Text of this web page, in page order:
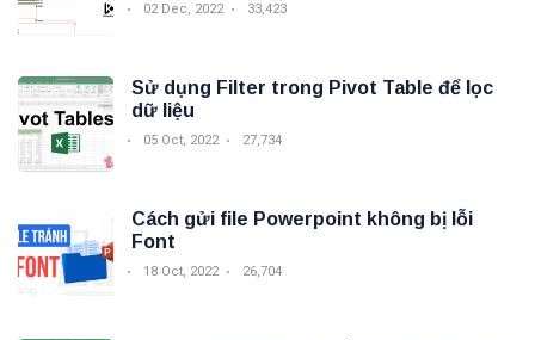
02 Dec, 2022 33,423
Sử dụng Filter trong Pivot Table để lọc
dữ liệu
05 Oct, 2022 27,734
Cách gửi file Powerpoint không bị lỗi
Font
18 Oct, 2022 26,704